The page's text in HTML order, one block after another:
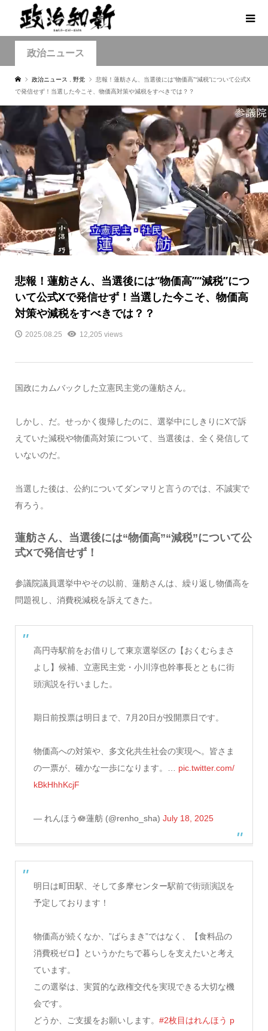
政治ニュース
政治ニュース 野党
悲報！蓮舫さん、当選後には“物価高”“減税”について公式X
で発信せず！当選した今こそ、物価高対策や減税をすべきでは？？
悲報！蓮舫さん、当選後には“物価高”“減税”につ
いて公式Xで発信せず！当選した今こそ、物価高
対策や減税をすべきでは？？
2025.08.25 12,205 views
国政にカムバックした立憲民主党の蓮舫さん。
しかし、だ。せっかく復帰したのに、選挙中にしきりにXで訴
えていた減税や物価高対策について、当選後は、全く発信して
いないのだ。
当選した後は、公約についてダンマリと言うのでは、不誠実で
有ろう。
蓮舫さん、当選後には“物価高”“減税”について公
式Xで発信せず！
参議院議員選挙中やその以前、蓮舫さんは、繰り返し物価高を
問題視し、消費税減税を訴えてきた。
高円寺駅前をお借りして東京選挙区の【おくむらまさ
よし】候補、立憲民主党・小川淳也幹事長とともに街
頭演説を行いました。
期日前投票は明日まで、7月20日が投開票日です。
物価高への対策や、多文化共生社会の実現へ。皆さま
の一票が、確かな一歩になります。… pic.twitter.com/
kBkHhhKcjF
— れんほう🪷蓮舫 (@renho_sha) July 18, 2025
明日は町田駅、そして多摩センター駅前で街頭演説を
予定しております！
物価高が続くなか、”ばらまき”ではなく、【食料品の
消費税ゼロ】というかたちで暮らしを支えたいと考え
ています。
この選挙は、実質的な政権交代を実現できる大切な機
会です。
どうか、ご支援をお願いします。 #2枚目はれんほう p